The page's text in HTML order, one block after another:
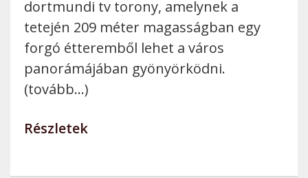
dortmundi tv torony, amelynek a
tetején 209 méter magasságban egy
forgó étteremből lehet a város
panorámájában gyönyörködni.
(tovább…)
Részletek